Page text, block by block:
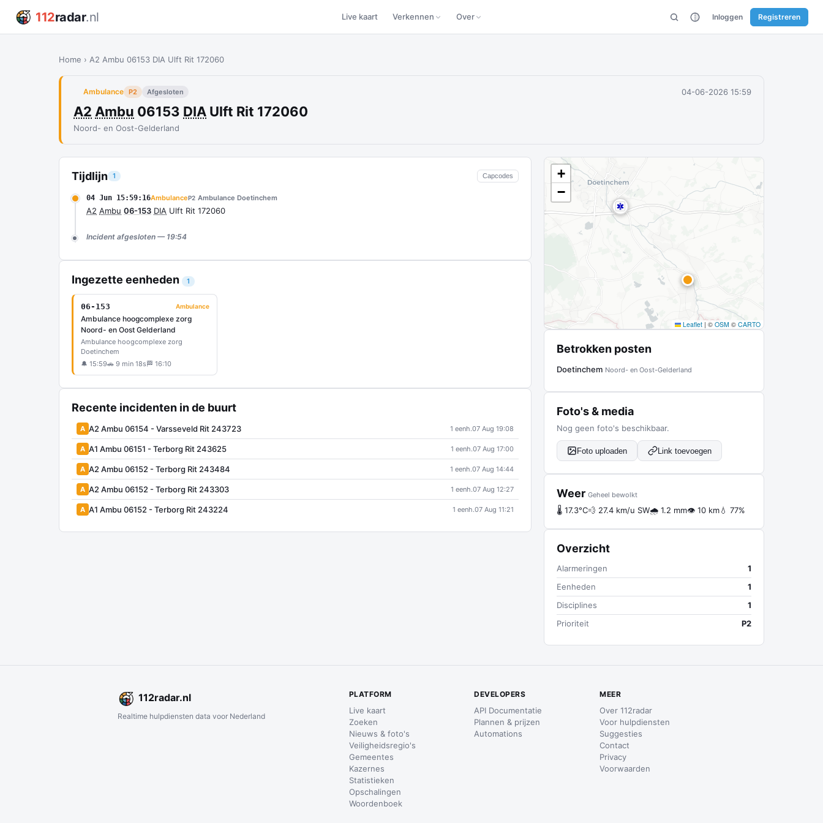
112radar.nl Live kaart Verkennen Over Inloggen Registreren
Home › A2 Ambu 06153 DIA Ulft Rit 172060
Ambulance P2 Afgesloten 04-06-2026 15:59
A2 Ambu 06153 DIA Ulft Rit 172060
Noord- en Oost-Gelderland
Tijdlijn 1 Capcodes
04 Jun 15:59:16AmbulanceP2 Ambulance Doetinchem
A2 Ambu 06-153 DIA Ulft Rit 172060
Incident afgesloten — 19:54
Ingezette eenheden 1
06-153 Ambulance
Ambulance hoogcomplexe zorg
Noord- en Oost Gelderland
Ambulance hoogcomplexe zorg
Doetinchem
🔔 15:59🚗 9 min 18s 🏁 16:10
Recente incidenten in de buurt
A A2 Ambu 06154 - Varsseveld Rit 243723 1 eenh.07 Aug 19:08
A A1 Ambu 06151 - Terborg Rit 243625 1 eenh.07 Aug 17:00
A A2 Ambu 06152 - Terborg Rit 243484 1 eenh.07 Aug 14:44
A A2 Ambu 06152 - Terborg Rit 243303 1 eenh.07 Aug 12:27
A A1 Ambu 06152 - Terborg Rit 243224 1 eenh.07 Aug 11:21
+
−
Leaflet | © OSM © CARTO
Betrokken posten
Doetinchem Noord- en Oost-Gelderland
Foto's & media
Nog geen foto's beschikbaar.
Foto uploaden Link toevoegen
Weer Geheel bewolkt
🌡 17.3°C💨 27.4 km/u SW🌧 1.2 mm👁 10 km💧 77%
Overzicht
Alarmeringen
1
Eenheden
1
Disciplines
1
Prioriteit
P2
112radar.nl
Realtime hulpdiensten data voor Nederland
PLATFORM
Live kaart
Zoeken
Nieuws & foto's
Veiligheidsregio's
Gemeentes
Kazernes
Statistieken
Opschalingen
Woordenboek
DEVELOPERS
API Documentatie
Plannen & prijzen
Automations
MEER
Over 112radar
Voor hulpdiensten
Suggesties
Contact
Privacy
Voorwaarden